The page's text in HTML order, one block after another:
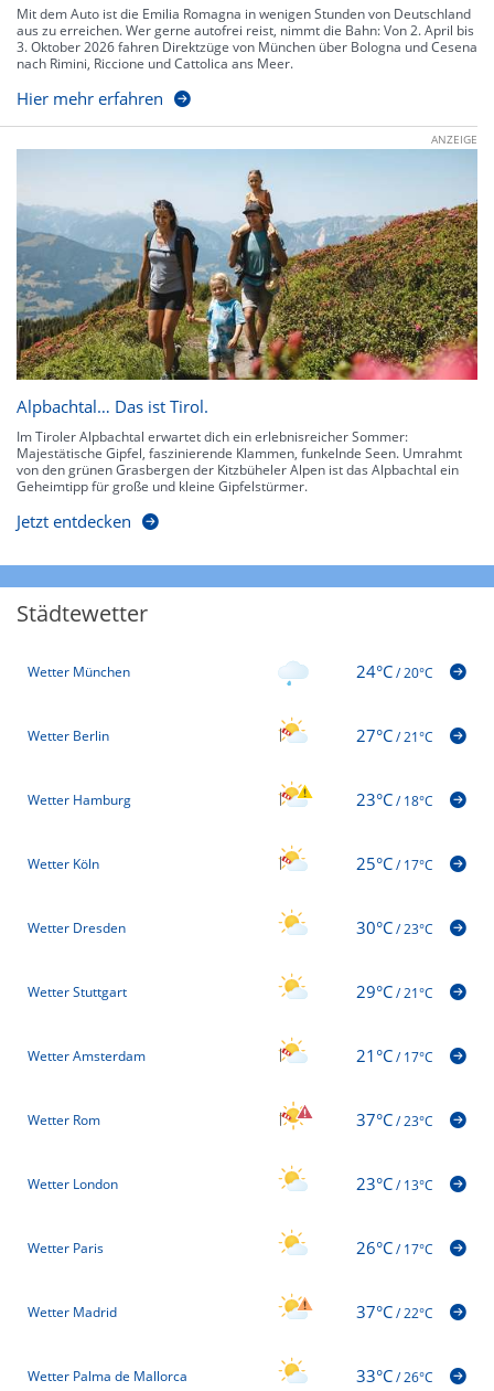
Mit dem Auto ist die Emilia Romagna in wenigen Stunden von Deutschland
aus zu erreichen. Wer gerne autofrei reist, nimmt die Bahn: Von 2. April bis
3. Oktober 2026 fahren Direktzüge von München über Bologna und Cesena
nach Rimini, Riccione und Cattolica ans Meer.
Hier mehr erfahren
ANZEIGE
Alpbachtal… Das ist Tirol.
Im Tiroler Alpbachtal erwartet dich ein erlebnisreicher Sommer:
Majestätische Gipfel, faszinierende Klammen, funkelnde Seen. Umrahmt
von den grünen Grasbergen der Kitzbüheler Alpen ist das Alpbachtal ein
Geheimtipp für große und kleine Gipfelstürmer.
Jetzt entdecken
Städtewetter
Wetter München 24°C/20°C
Wetter Berlin 27°C/21°C
Wetter Hamburg 23°C/18°C
Wetter Köln 25°C/17°C
Wetter Dresden 30°C/23°C
Wetter Stuttgart 29°C/21°C
Wetter Amsterdam 21°C/17°C
Wetter Rom 37°C/23°C
Wetter London 23°C/13°C
Wetter Paris 26°C/17°C
Wetter Madrid 37°C/22°C
Wetter Palma de Mallorca 33°C/26°C